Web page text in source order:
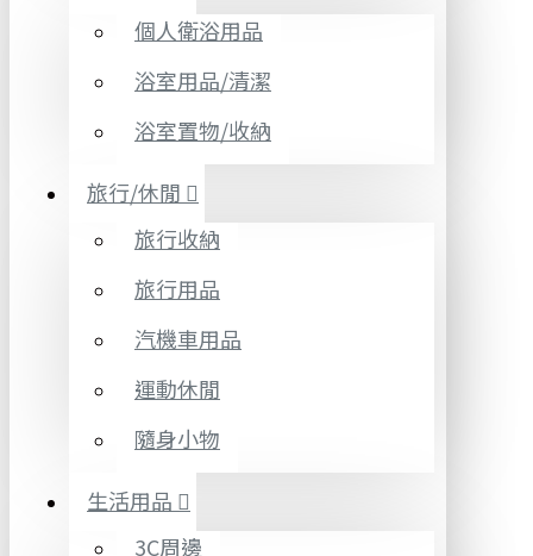
個人衛浴用品
浴室用品/清潔
浴室置物/收納
旅行/休閒
旅行收納
旅行用品
汽機車用品
運動休閒
隨身小物
生活用品
3C周邊